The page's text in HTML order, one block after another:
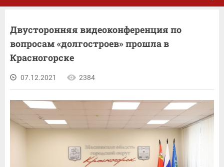
Двусторонняя видеоконференция по
вопросам «долгостроев» прошла в
Красногорске
07.12.2021 2384